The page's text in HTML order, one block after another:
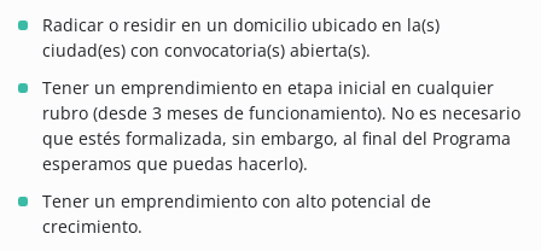
Radicar o residir en un domicilio ubicado en la(s)
ciudad(es) con convocatoria(s) abierta(s).
Tener un emprendimiento en etapa inicial en cualquier
rubro (desde 3 meses de funcionamiento). No es necesario
que estés formalizada, sin embargo, al final del Programa
esperamos que puedas hacerlo).
Tener un emprendimiento con alto potencial de
crecimiento.